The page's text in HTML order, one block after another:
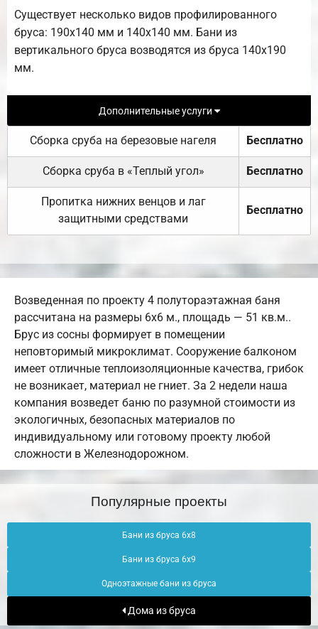
Существует несколько видов профилированного
бруса: 190х140 мм и 140х140 мм. Бани из
вертикального бруса возводятся из бруса 140х190
мм.
Дополнительные услуги
Сборка сруба на березовые нагеля Бесплатно
Сборка сруба в «Теплый угол» Бесплатно
Пропитка нижних венцов и лаг
защитными средствами
Бесплатно
Возведенная по проекту 4 полутораэтажная баня
рассчитана на размеры 6х6 м., площадь — 51 кв.м..
Брус из сосны формирует в помещении
неповторимый микроклимат. Сооружение балконом
имеет отличные теплоизоляционные качества, грибок
не возникает, материал не гниет. За 2 недели наша
компания возведет баню по разумной стоимости из
экологичных, безопасных материалов по
индивидуальному или готовому проекту любой
сложности в Железнодорожном.
Популярные проекты
Бани из бруса 6х8
Бани из бруса 6х9
Одноэтажные бани из бруса
Дома из бруса